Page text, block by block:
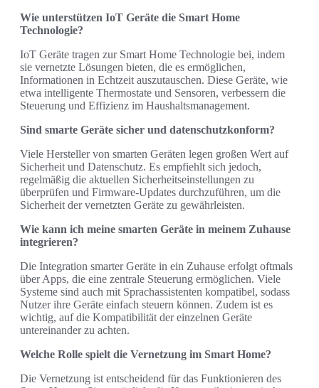
Wie unterstützen IoT Geräte die Smart Home
Technologie?
IoT Geräte tragen zur Smart Home Technologie bei, indem
sie vernetzte Lösungen bieten, die es ermöglichen,
Informationen in Echtzeit auszutauschen. Diese Geräte, wie
etwa intelligente Thermostate und Sensoren, verbessern die
Steuerung und Effizienz im Haushaltsmanagement.
Sind smarte Geräte sicher und datenschutzkonform?
Viele Hersteller von smarten Geräten legen großen Wert auf
Sicherheit und Datenschutz. Es empfiehlt sich jedoch,
regelmäßig die aktuellen Sicherheitseinstellungen zu
überprüfen und Firmware-Updates durchzuführen, um die
Sicherheit der vernetzten Geräte zu gewährleisten.
Wie kann ich meine smarten Geräte in meinem Zuhause
integrieren?
Die Integration smarter Geräte in ein Zuhause erfolgt oftmals
über Apps, die eine zentrale Steuerung ermöglichen. Viele
Systeme sind auch mit Sprachassistenten kompatibel, sodass
Nutzer ihre Geräte einfach steuern können. Zudem ist es
wichtig, auf die Kompatibilität der einzelnen Geräte
untereinander zu achten.
Welche Rolle spielt die Vernetzung im Smart Home?
Die Vernetzung ist entscheidend für das Funktionieren des